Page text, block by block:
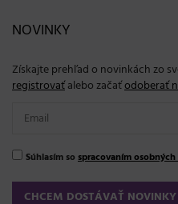
NOVINKY
Získajte prehľad o novinkách zo
registrovaťalebo začaťodoberať
Súhlasím so spracovaním